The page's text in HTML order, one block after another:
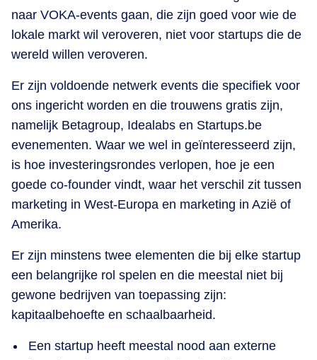
naar VOKA-events gaan, die zijn goed voor wie de
lokale markt wil veroveren, niet voor startups die de
wereld willen veroveren.
Er zijn voldoende netwerk events die specifiek voor
ons ingericht worden en die trouwens gratis zijn,
namelijk Betagroup, Idealabs en Startups.be
evenementen. Waar we wel in geïnteresseerd zijn,
is hoe investeringsrondes verlopen, hoe je een
goede co-founder vindt, waar het verschil zit tussen
marketing in West-Europa en marketing in Azië of
Amerika.
Er zijn minstens twee elementen die bij elke startup
een belangrijke rol spelen en die meestal niet bij
gewone bedrijven van toepassing zijn:
kapitaalbehoefte en schaalbaarheid.
Een startup heeft meestal nood aan externe